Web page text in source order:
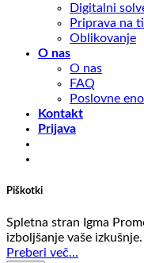
Digitalni
Priprava na
Oblikovanje
O nas
O nas
FAQ
Poslovne
Kontakt
Prijava
Piškotki
Spletna stran Igma
izboljšanje vaše izkušnje.
Preberi več...